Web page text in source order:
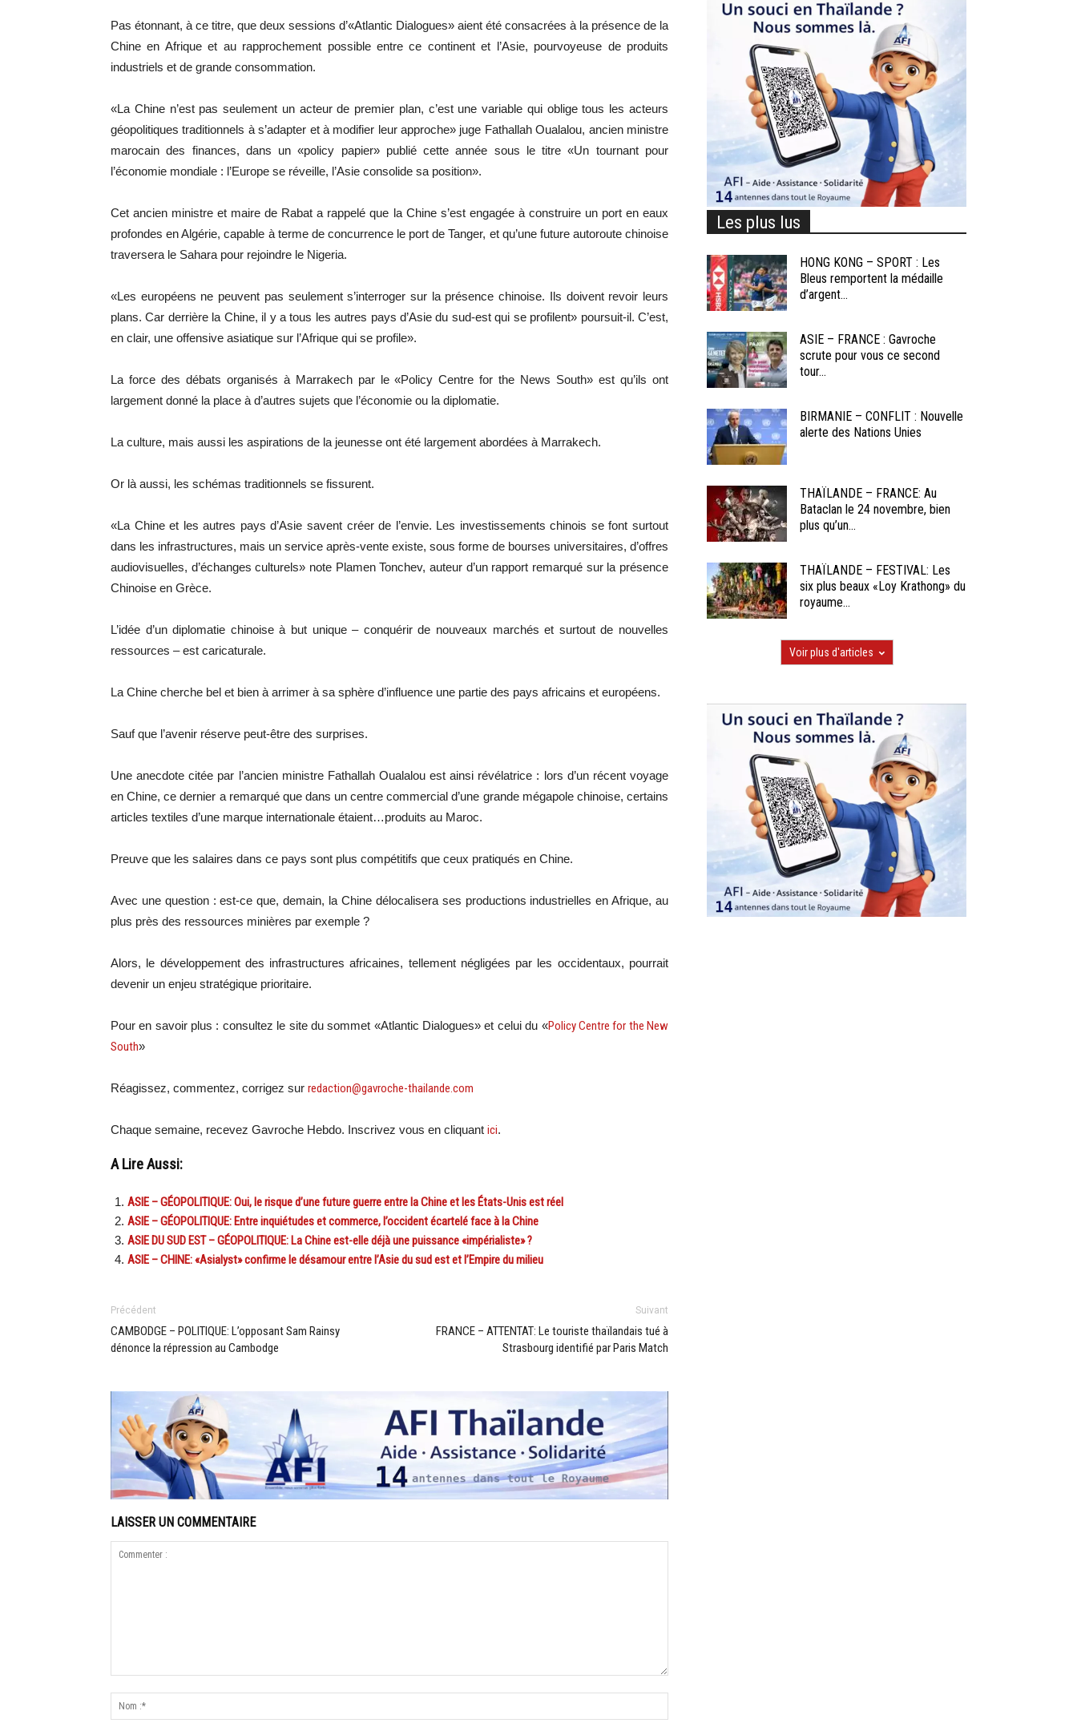
Pas étonnant, à ce titre, que deux sessions d’«Atlantic Dialogues» aient été consacrées à la présence de la
Chine en Afrique et au rapprochement possible entre ce continent et l’Asie, pourvoyeuse de produits
industriels et de grande consommation.
«La Chine n’est pas seulement un acteur de premier plan, c’est une variable qui oblige tous les acteurs
géopolitiques traditionnels à s’adapter et à modifier leur approche» juge Fathallah Oualalou, ancien ministre
marocain des finances, dans un «policy papier» publié cette année sous le titre «Un tournant pour
l’économie mondiale : l’Europe se réveille, l’Asie consolide sa position».
Cet ancien ministre et maire de Rabat a rappelé que la Chine s’est engagée à construire un port en eaux
profondes en Algérie, capable à terme de concurrence le port de Tanger, et qu’une future autoroute chinoise
traversera le Sahara pour rejoindre le Nigeria.
«Les européens ne peuvent pas seulement s’interroger sur la présence chinoise. Ils doivent revoir leurs
plans. Car derrière la Chine, il y a tous les autres pays d’Asie du sud-est qui se profilent» poursuit-il. C’est,
en clair, une offensive asiatique sur l’Afrique qui se profile».
La force des débats organisés à Marrakech par le «Policy Centre for the News South» est qu’ils ont
largement donné la place à d’autres sujets que l’économie ou la diplomatie.
La culture, mais aussi les aspirations de la jeunesse ont été largement abordées à Marrakech.
Or là aussi, les schémas traditionnels se fissurent.
«La Chine et les autres pays d’Asie savent créer de l’envie. Les investissements chinois se font surtout
dans les infrastructures, mais un service après-vente existe, sous forme de bourses universitaires, d’offres
audiovisuelles, d’échanges culturels» note Plamen Tonchev, auteur d’un rapport remarqué sur la présence
Chinoise en Grèce.
L’idée d’un diplomatie chinoise à but unique – conquérir de nouveaux marchés et surtout de nouvelles
ressources – est caricaturale.
La Chine cherche bel et bien à arrimer à sa sphère d’influence une partie des pays africains et européens.
Sauf que l’avenir réserve peut-être des surprises.
Une anecdote citée par l’ancien ministre Fathallah Oualalou est ainsi révélatrice : lors d’un récent voyage
en Chine, ce dernier a remarqué que dans un centre commercial d’une grande mégapole chinoise, certains
articles textiles d’une marque internationale étaient…produits au Maroc.
Preuve que les salaires dans ce pays sont plus compétitifs que ceux pratiqués en Chine.
Avec une question : est-ce que, demain, la Chine délocalisera ses productions industrielles en Afrique, au
plus près des ressources minières par exemple ?
Alors, le développement des infrastructures africaines, tellement négligées par les occidentaux, pourrait
devenir un enjeu stratégique prioritaire.
Pour en savoir plus : consultez le site du sommet «Atlantic Dialogues» et celui du «Policy Centre for the New
South»
Réagissez, commentez, corrigez sur redaction@gavroche-thailande.com
Chaque semaine, recevez Gavroche Hebdo. Inscrivez vous en cliquant ici.
A Lire Aussi:
ASIE – GÉOPOLITIQUE: Oui, le risque d’une future guerre entre la Chine et les États-Unis est réel
ASIE – GÉOPOLITIQUE: Entre inquiétudes et commerce, l’occident écartelé face à la Chine
ASIE DU SUD EST – GÉOPOLITIQUE: La Chine est-elle déjà une puissance «impérialiste» ?
ASIE – CHINE: «Asialyst» confirme le désamour entre l’Asie du sud est et l’Empire du milieu
Précédent
CAMBODGE – POLITIQUE: L’opposant Sam Rainsy
dénonce la répression au Cambodge
Suivant
FRANCE – ATTENTAT: Le touriste thaïlandais tué à
Strasbourg identifié par Paris Match
LAISSER UN COMMENTAIRE
Les plus lus
HONG KONG – SPORT : Les
Bleus remportent la médaille
d’argent...
ASIE – FRANCE : Gavroche
scrute pour vous ce second
tour...
BIRMANIE – CONFLIT : Nouvelle
alerte des Nations Unies
THAÏLANDE – FRANCE: Au
Bataclan le 24 novembre, bien
plus qu’un...
THAÏLANDE – FESTIVAL: Les
six plus beaux «Loy Krathong» du
royaume...
Voir plus d'articles